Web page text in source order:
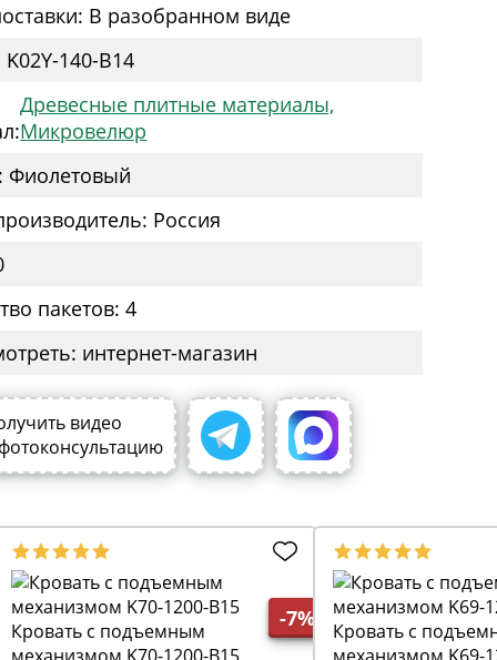
В разобранном виде
140-B14
Древесные плитные материалы,
Микровелюр
Фиолетовый
Россия
пакетов: 4
интернет-магазин
видео
-7%
Кровать с подъемным
Кровать с